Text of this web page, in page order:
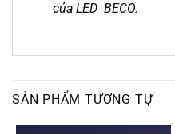
của LED BECO.
SẢN PHẨM TƯƠNG TỰ